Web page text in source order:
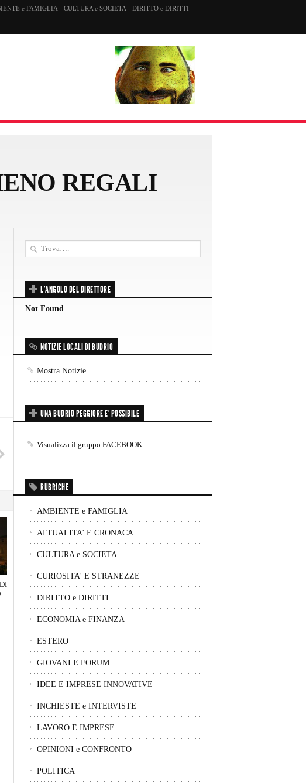
e FAMIGLIA CULTURA e SOCIETA DIRITTO e DIRITTI
REGALI
L'ANGOLO DEL DIRETTORE
Not Found
NOTIZIE LOCALI DI BUDRIO
Mostra Notizie
UNA BUDRIO PEGGIORE E’ POSSIBILE
Visualizza il gruppo FACEBOOK
RUBRICHE
AMBIENTE e FAMIGLIA
ATTUALITA' E CRONACA
CULTURA e SOCIETA
CURIOSITA' E STRANEZZE
DIRITTO e DIRITTI
ECONOMIA e FINANZA
ESTERO
GIOVANI E FORUM
IDEE E IMPRESE INNOVATIVE
INCHIESTE e INTERVISTE
LAVORO E IMPRESE
OPINIONI e CONFRONTO
POLITICA